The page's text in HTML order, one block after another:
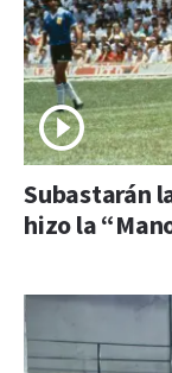
Subastarán
hizo la